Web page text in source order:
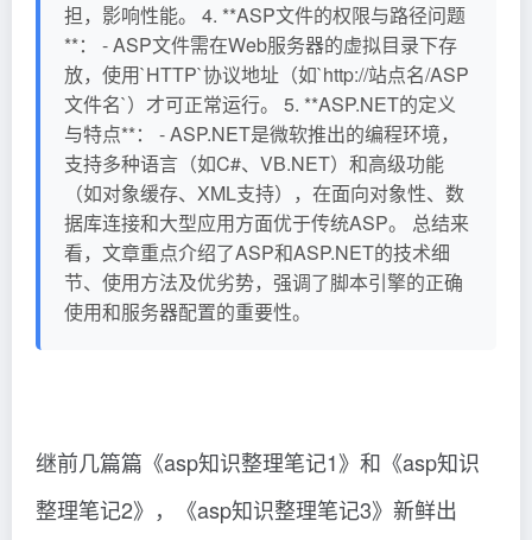
担，影响性能。 4. **ASP文件的权限与路径问题
**： - ASP文件需在Web服务器的虚拟目录下存
放，使用`HTTP`协议地址（如`http://站点名/ASP
文件名`）才可正常运行。 5. **ASP.NET的定义
与特点**： - ASP.NET是微软推出的编程环境，
支持多种语言（如C#、VB.NET）和高级功能
（如对象缓存、XML支持），在面向对象性、数
据库连接和大型应用方面优于传统ASP。 总结来
看，文章重点介绍了ASP和ASP.NET的技术细
节、使用方法及优劣势，强调了脚本引擎的正确
使用和服务器配置的重要性。
继前几篇篇《asp知识整理笔记1》和《asp知识
整理笔记2》，《asp知识整理笔记3》新鲜出